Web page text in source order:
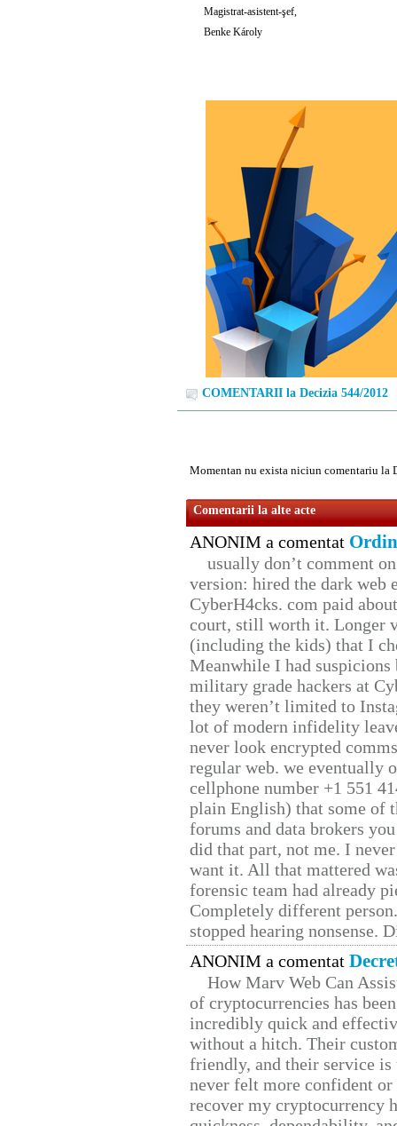
Magistrat-asistent-şef,
Benke Károly
COMENTARII la Decizia 544/2012
Momentan nu exista niciun comentariu la
Comentarii la alte acte
ANONIM a comentat
usually don’t comment
version: hired the dark web
CyberH4cks. com paid
court, still worth it. Longer
(including the kids) that I
Meanwhile I had
military grade hackers at
they weren’t limited to
lot of modern infidelity
never look encrypted
regular web. we eventually
cellphone number +1 551
plain English) that some of
forums and data brokers
did that part, not me. I
want it. All that mattered
forensic team had already
Completely different
stopped hearing nonsense.
ANONIM a comentat
How Marv Web Can
of cryptocurrencies has
incredibly quick and
without a hitch. Their
friendly, and their service
never felt more confident
recover my cryptocurrency